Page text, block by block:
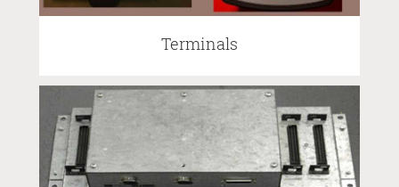
Terminals